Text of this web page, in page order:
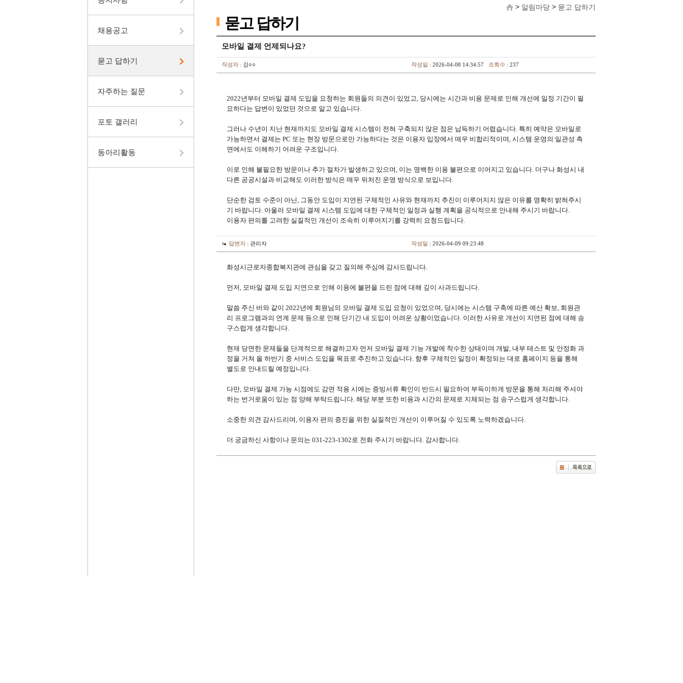
채용공고
묻고 답하기
자주하는 질문
포토 갤러리
동아리활동
> 알림마당 > 묻고 답하기
묻고 답하기
모바일 결제 언제되나요?
작성자 : 강○○ 작성일 : 2026-04-08 14:34:57 조회수 : 237
2022년부터 모바일 결제 도입을 요청하는 회원들의 의견이 있었고, 당시에는 시간과 비용 문제로 인해 개선에 일정 기간이 필
요하다는 답변이 있었던 것으로 알고 있습니다.
그러나 수년이 지난 현재까지도 모바일 결제 시스템이 전혀 구축되지 않은 점은 납득하기 어렵습니다. 특히 예약은 모바일로
가능하면서 결제는 PC 또는 현장 방문으로만 가능하다는 것은 이용자 입장에서 매우 비합리적이며, 시스템 운영의 일관성 측
면에서도 이해하기 어려운 구조입니다.
이로 인해 불필요한 방문이나 추가 절차가 발생하고 있으며, 이는 명백한 이용 불편으로 이어지고 있습니다. 더구나 화성시 내
다른 공공시설과 비교해도 이러한 방식은 매우 뒤처진 운영 방식으로 보입니다.
단순한 검토 수준이 아닌, 그동안 도입이 지연된 구체적인 사유와 현재까지 추진이 이루어지지 않은 이유를 명확히 밝혀주시
기 바랍니다. 아울러 모바일 결제 시스템 도입에 대한 구체적인 일정과 실행 계획을 공식적으로 안내해 주시기 바랍니다.
이용자 편의를 고려한 실질적인 개선이 조속히 이루어지기를 강력히 요청드립니다.
답변자 : 관리자 작성일 : 2026-04-09 09:23:48
화성시근로자종합복지관에 관심을 갖고 질의해 주심에 감사드립니다.
먼저, 모바일 결제 도입 지연으로 인해 이용에 불편을 드린 점에 대해 깊이 사과드립니다.
말씀 주신 바와 같이 2022년에 회원님의 모바일 결제 도입 요청이 있었으며, 당시에는 시스템 구축에 따른 예산 확보, 회원관
리 프로그램과의 연계 문제 등으로 인해 단기간 내 도입이 어려운 상황이었습니다. 이러한 사유로 개선이 지연된 점에 대해 송
구스럽게 생각합니다.
현재 당면한 문제들을 단계적으로 해결하고자 먼저 모바일 결제 기능 개발에 착수한 상태이며 개발, 내부 테스트 및 안정화 과
정을 거쳐 올 하반기 중 서비스 도입을 목표로 추진하고 있습니다. 향후 구체적인 일정이 확정되는 대로 홈페이지 등을 통해
별도로 안내드릴 예정입니다.
다만, 모바일 결제 가능 시점에도 감면 적용 시에는 증빙서류 확인이 반드시 필요하여 부득이하게 방문을 통해 처리해 주셔야
하는 번거로움이 있는 점 양해 부탁드립니다. 해당 부분 또한 비용과 시간의 문제로 지체되는 점 송구스럽게 생각합니다.
소중한 의견 감사드리며, 이용자 편의 증진을 위한 실질적인 개선이 이루어질 수 있도록 노력하겠습니다.
더 궁금하신 사항이나 문의는 031-223-1302로 전화 주시기 바랍니다. 감사합니다.